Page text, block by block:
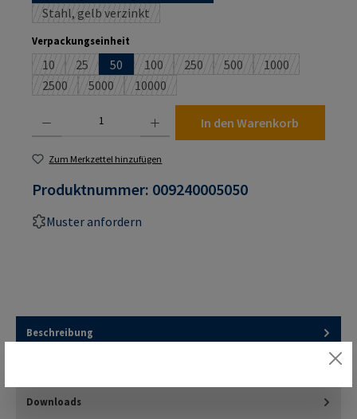
Stahl, gelb verzinkt(Diese Option ist zurzeit nicht verfügbar.)
Verpackungseinheit
10(Diese Option ist zurzeit nicht verfügbar.)
25(Diese Option ist zurzeit nicht verfügbar.)
50 100(Diese Option ist zurzeit nicht verfügbar.)
250(Diese Option ist zurzeit nicht
500(Diese Option ist zurzeit
1000(Diese Option
2500(Diese Option ist zurzeit nicht verfügbar.)
5000(Diese Option ist zurzeit nicht verfügbar.)
10000(Diese Option ist zurzeit nicht verfügbar.)
In den Warenkorb
Zum Merkzettel hinzufügen
Produktnummer: 009240005050
Muster anfordern
Beschreibung
Downloads